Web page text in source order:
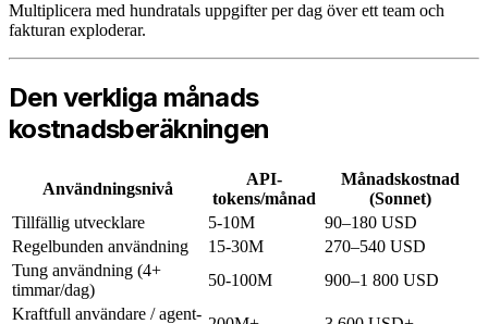
Multiplicera med hundratals uppgifter per dag över ett team och
fakturan exploderar.
Den verkliga månads
kostnadsberäkningen
Användningsnivå
API-
tokens/månad
Månadskostnad
(Sonnet)
Tillfällig utvecklare
5-10M
90–180 USD
Regelbunden användning
15-30M
270–540 USD
Tung användning (4+
timmar/dag)
50-100M
900–1 800 USD
Kraftfull användare / agent-